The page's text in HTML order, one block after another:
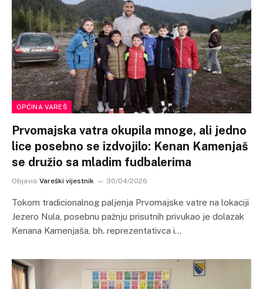
OPĆINA VAREŠ
Prvomajska vatra okupila mnoge, ali jedno
lice posebno se izdvojilo: Kenan Kamenjaš
se družio sa mladim fudbalerima
Objavio Vareški vijestnik 30/04/2026
Tokom tradicionalnog paljenja Prvomajske vatre na lokaciji
Jezero Nula, posebnu pažnju prisutnih privukao je dolazak
Kenana Kamenjaša, bh. reprezentativca i…